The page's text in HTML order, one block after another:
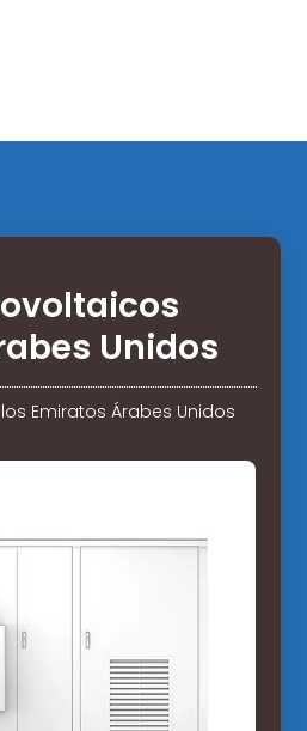
Unidos
Emiratos Árabes Unidos